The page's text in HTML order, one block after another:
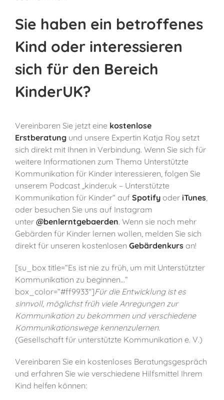
Sie haben ein betroffenes
Kind oder interessieren
sich für den Bereich
KinderUK?
Vereinbaren Sie jetzt eine kostenlose
Erstberatung und unsere Expertin Katja Roy setzt
sich direkt mit Ihnen in Verbindung. Wenn Sie sich für
weitere Informationen zum Thema Unterstützte
Kommunikation für Kinder interessieren, folgen Sie
unserem Podcast „kinder.uk – Unterstützte
Kommunikation für Kinder“ auf Spotify oder iTunes,
oder besuchen Sie uns auf Instagram
unter @benlerntgebaerden. Wenn sie noch mehr
Gebärden für Kinder lernen wollen, melden Sie sich
direkt für unseren kostenlosen Gebärdenkurs an!
[su_box title=“Es ist nie zu früh, um mit Unterstützter
Kommunikation zu beginnen…“
box_color=“#ff9933″]Für die Entwicklung ist es
sinnvoll, möglichst früh viele Anregungen zur
Kommunikation zu bekommen und verschiedene
Kommunikationswege kennenzulernen.
(Gesellschaft für unterstützte Kommunikation e. V.)
Vereinbaren Sie ein kostenloses Beratungsgespräch
und erfahren Sie wie verschiedene Hilfsmittel Ihrem
Kind helfen können: